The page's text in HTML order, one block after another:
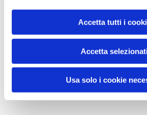
Accetta tutti i
Accetta
Usa solo i cookie